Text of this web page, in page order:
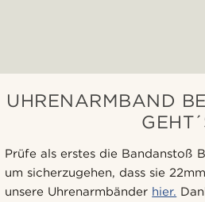
UHRENARMBAND
Prüfe als erstes die Bandanstoß
um sicherzugehen, dass sie
unsere Uhrenarmbänder hier.